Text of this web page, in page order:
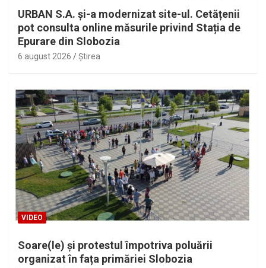
URBAN S.A. și-a modernizat site-ul. Cetățenii
pot consulta online măsurile privind Stația de
Epurare din Slobozia
6 august 2026 Ştirea
VIDEO
Soare(le) și protestul împotriva poluării
organizat în fața primăriei Slobozia